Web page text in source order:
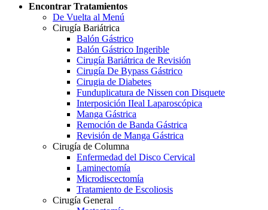
Encontrar Tratamientos
De Vuelta al Menú
Cirugía Bariátrica
Balón Gástrico
Balón Gástrico Ingerible
Cirugía Bariátrica de Revisión
Cirugía De Bypass Gástrico
Cirugia de Diabetes
Funduplicatura de Nissen con Disquete
Interposición IIeal Laparoscópica
Manga Gástrica
Remoción de Banda Gástrica
Revisión de Manga Gástrica
Cirugía de Columna
Enfermedad del Disco Cervical
Laminectomía
Microdiscectomía
Tratamiento de Escoliosis
Cirugía General